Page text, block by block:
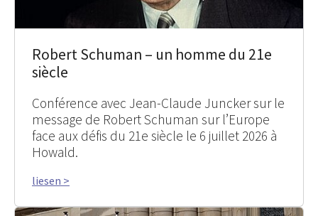
Robert Schuman – un homme du 21e
siècle
Conférence avec Jean-Claude Juncker sur le
message de Robert Schuman sur l’Europe
face aux défis du 21e siècle le 6 juillet 2026 à
Howald.
liesen >